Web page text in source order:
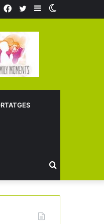
Sidebar
Twitter
Facebook
Buscar